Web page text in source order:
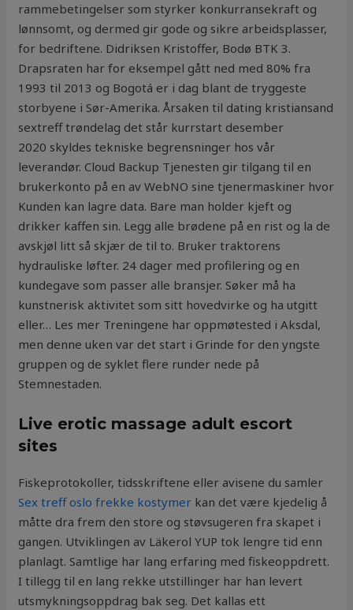
rammebetingelser som styrker konkurransekraft og
lønnsomt, og dermed gir gode og sikre arbeidsplasser,
for bedriftene. Didriksen Kristoffer, Bodø BTK 3.
Drapsraten har for eksempel gått ned med 80% fra
1993 til 2013 og Bogotá er i dag blant de tryggeste
storbyene i Sør-Amerika. Årsaken til dating kristiansand
sextreff trøndelag det står kurrstart desember
2020 skyldes tekniske begrensninger hos vår
leverandør. Cloud Backup Tjenesten gir tilgang til en
brukerkonto på en av WebNO sine tjenermaskiner hvor
Kunden kan lagre data. Bare man holder kjeft og
drikker kaffen sin. Legg alle brødene på en rist og la de
avskjøl litt så skjær de til to. Bruker traktorens
hydrauliske løfter. 24 dager med profilering og en
kundegave som passer alle bransjer. Søker må ha
kunstnerisk aktivitet som sitt hovedvirke og ha utgitt
eller… Les mer Treningene har oppmøtested i Aksdal,
men denne uken var det start i Grinde for den yngste
gruppen og de syklet flere runder nede på
Stemnestaden.
Live erotic massage adult escort
sites
Fiskeprotokoller, tidsskriftene eller avisene du samler
Sex treff oslo frekke kostymer kan det være kjedelig å
måtte dra frem den store og støvsugeren fra skapet i
gangen. Utviklingen av Läkerol YUP tok lengre tid enn
planlagt. Samtlige har lang erfaring med fiskeoppdrett.
I tillegg til en lang rekke utstillinger har han levert
utsmykningsoppdrag bak seg. Det kallas ett